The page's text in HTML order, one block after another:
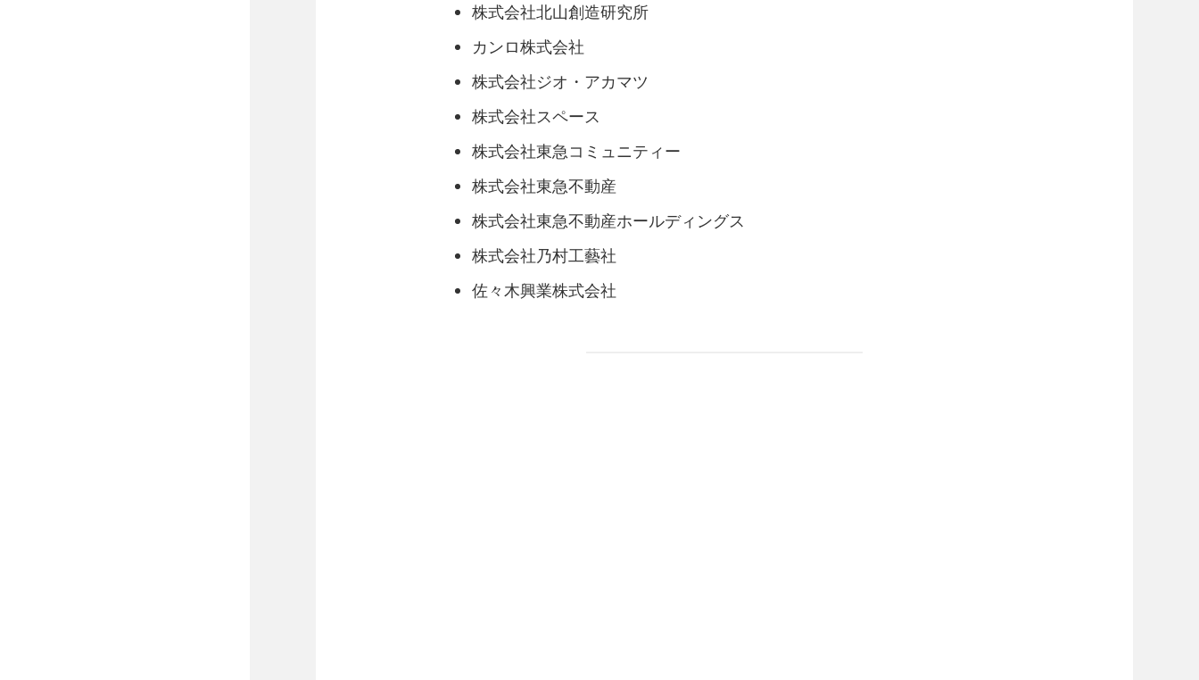
株式会社北山創造研究所
カンロ株式会社
株式会社ジオ・アカマツ
株式会社スペース
株式会社東急コミュニティー
株式会社東急不動産
株式会社東急不動産ホールディングス
株式会社乃村工藝社
佐々木興業株式会社